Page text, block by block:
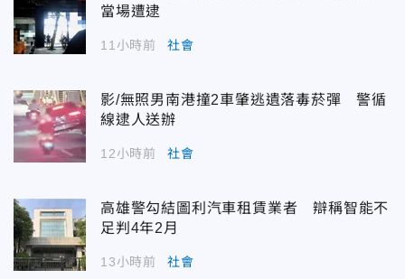
當場遭逮
11小時前 社會
影/無照男南港撞2車肇逃遺落毒菸彈 警循
線逮人送辦
12小時前 社會
高雄警勾結圖利汽車租賃業者 辯稱智能不
足判4年2月
13小時前 社會